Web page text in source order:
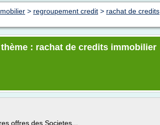
> regroupement credit > rachat de credits
: rachat de credits immobilier
offres des Societes...